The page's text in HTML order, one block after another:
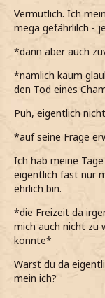
Vermutlich. Ich
mega gefährlilch -
*dann aber auch
*nämlich kaum
den Tod eines
Puh, eigentlich
*auf seine Frage
Ich hab meine
eigentlich fast nur
ehrlich bin.
*die Freizeit da
mich auch nicht zu
konnte*
Warst du da
mein ich?